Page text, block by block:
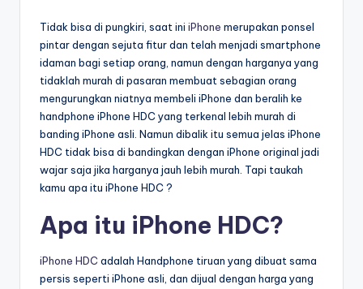
Tidak bisa di pungkiri, saat ini iPhone merupakan ponsel
pintar dengan sejuta fitur dan telah menjadi smartphone
idaman bagi setiap orang, namun dengan harganya yang
tidaklah murah di pasaran membuat sebagian orang
mengurungkan niatnya membeli iPhone dan beralih ke
handphone iPhone HDC yang terkenal lebih murah di
banding iPhone asli. Namun dibalik itu semua jelas iPhone
HDC tidak bisa di bandingkan dengan iPhone original jadi
wajar saja jika harganya jauh lebih murah. Tapi taukah
kamu apa itu iPhone HDC ?
Apa itu iPhone HDC?
iPhone HDC adalah Handphone tiruan yang dibuat sama
persis seperti iPhone asli, dan dijual dengan harga yang